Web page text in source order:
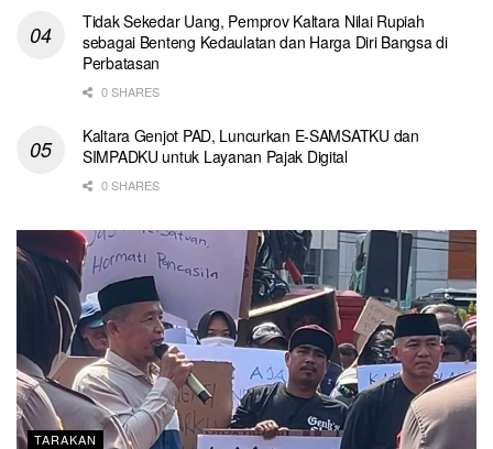
Tidak Sekedar Uang, Pemprov Kaltara Nilai Rupiah
sebagai Benteng Kedaulatan dan Harga Diri Bangsa di
Perbatasan
0 SHARES
Kaltara Genjot PAD, Luncurkan E-SAMSATKU dan
SIMPADKU untuk Layanan Pajak Digital
0 SHARES
TARAKAN